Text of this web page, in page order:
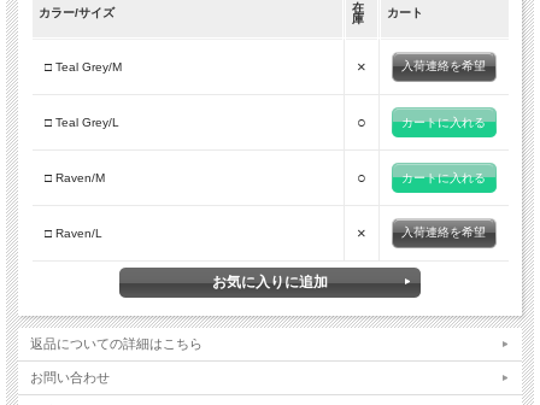
- 重量 (Weight) : 86 g (M)
Size
- タンブル乾燥はしないでください。
- 定期的に洗濯してください。
カラー/サイズ
在
庫
カート
□ Teal Grey/M × 入荷連絡を希望
□ Teal Grey/L ○
□ Raven/M ○
□ Raven/L × 入荷連絡を希望
返品についての詳細はこちら
お問い合わせ